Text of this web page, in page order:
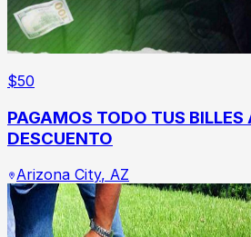
$50
PAGAMOS TODO TUS
DESCUENTO
Arizona City, AZ